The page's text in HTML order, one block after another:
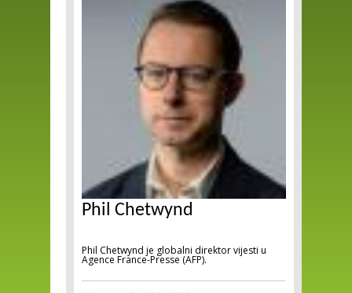
Phil Chetwynd
Phil Chetwynd je globalni direktor vijesti u
Agence France-Presse (AFP).